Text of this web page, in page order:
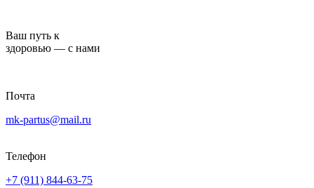
содержимому
Ваш путь к
здоровью — с нами
Почта
mk-partus@mail.ru
Телефон
+7 (911) 844-63-75